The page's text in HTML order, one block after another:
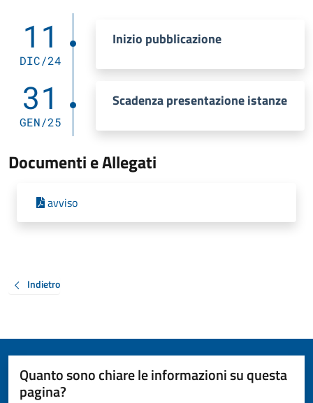
11
DIC/24
Inizio pubblicazione
31
GEN/25
Scadenza presentazione istanze
Documenti e Allegati
avviso
Indietro
Quanto sono chiare le informazioni su questa
pagina?